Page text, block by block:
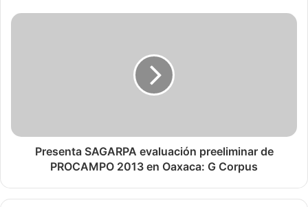
Presenta SAGARPA evaluación preeliminar de
PROCAMPO 2013 en Oaxaca: G Corpus